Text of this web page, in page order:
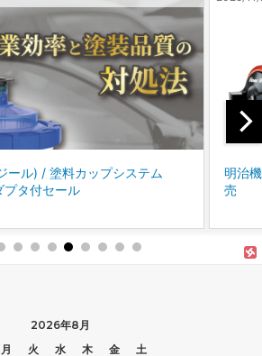
明治機械製作所 / Finer Ⅲ スプレーガン 新発
売
2026年8月
月 火 水 木 金
土